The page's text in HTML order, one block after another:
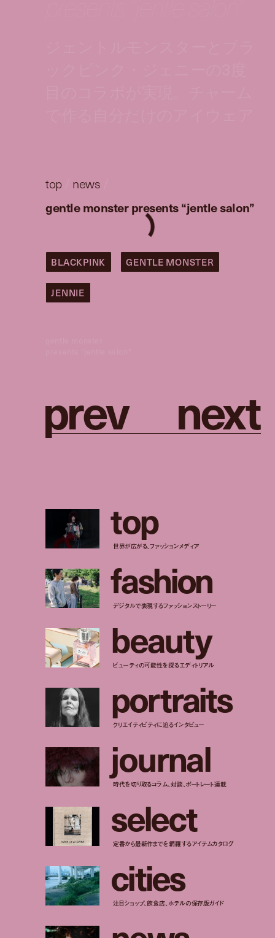
top/ news
gentle monster presents “jentle salon”
BLACKPINK GENTLE MONSTER
JENNIE
prev next
top
世界が広がる、ファッションメディア
fashion
デジタルで表現するファッションストーリー
beauty
ビューティの可能性を探るエディトリアル
portraits
クリエイティビティに迫るインタビュー
journal
時代を切り取るコラム、対談、ポートレート連載
select
定番から最新作までを網羅するアイテムカタログ
cities
注目ショップ、飲食店、ホテルの保存版ガイド